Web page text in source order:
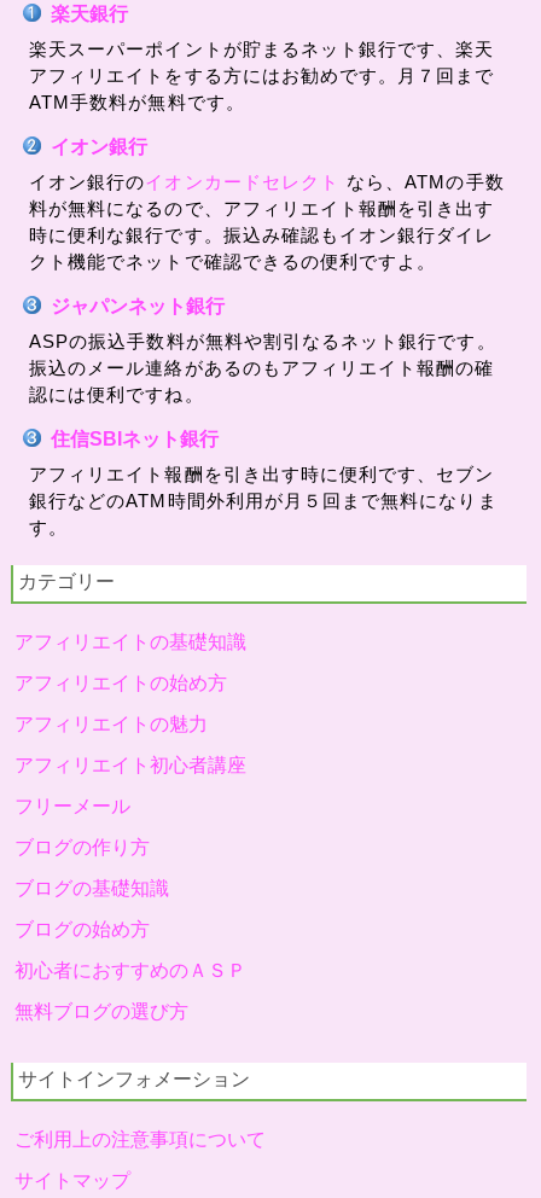
楽天銀行
楽天スーパーポイントが貯まるネット銀行です、楽天
アフィリエイトをする方にはお勧めです。月７回まで
ATM手数料が無料です。
イオン銀行
イオン銀行のイオンカードセレクト
なら、ATMの手数
料が無料になるので、アフィリエイト報酬を引き出す
時に便利な銀行です。振込み確認もイオン銀行ダイレ
クト機能でネットで確認できるの便利ですよ。
ジャパンネット銀行
ASPの振込手数料が無料や割引なるネット銀行です。
振込のメール連絡があるのもアフィリエイト報酬の確
認には便利ですね。
住信SBIネット銀行
アフィリエイト報酬を引き出す時に便利です、セブン
銀行などのATM時間外利用が月５回まで無料になりま
す。
カテゴリー
アフィリエイトの基礎知識
アフィリエイトの始め方
アフィリエイトの魅力
アフィリエイト初心者講座
フリーメール
ブログの作り方
ブログの基礎知識
ブログの始め方
初心者におすすめのＡＳＰ
無料ブログの選び方
サイトインフォメーション
ご利用上の注意事項について
サイトマップ